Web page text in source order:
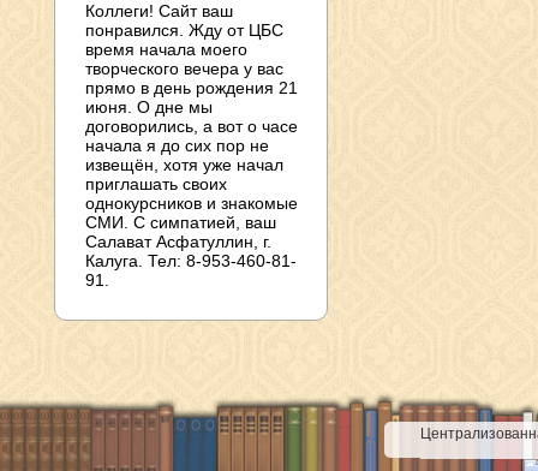
Коллеги! Сайт ваш
понравился. Жду от ЦБС
время начала моего
творческого вечера у вас
прямо в день рождения 21
июня. О дне мы
договорились, а вот о часе
начала я до сих пор не
извещён, хотя уже начал
приглашать своих
однокурсников и знакомые
СМИ. С симпатией, ваш
Салават Асфатуллин, г.
Калуга. Тел: 8-953-460-81-
91.